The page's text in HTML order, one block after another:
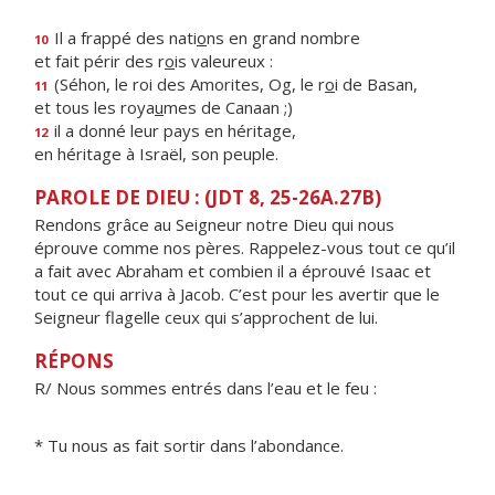
10 Il a frappé des nations en grand nombre
et fait périr des rois valeureux :
11 (Séhon, le roi des Amorites, Og, le roi de Basan,
et tous les royaumes de Canaan ;)
12 il a donné leur pays en héritage,
en héritage à Israël, son peuple.
PAROLE DE DIEU : (JDT 8, 25-26A.27B)
Rendons grâce au Seigneur notre Dieu qui nous
éprouve comme nos pères. Rappelez-vous tout ce qu’il
a fait avec Abraham et combien il a éprouvé Isaac et
tout ce qui arriva à Jacob. C’est pour les avertir que le
Seigneur flagelle ceux qui s’approchent de lui.
RÉPONS
R/ Nous sommes entrés dans l’eau et le feu :
* Tu nous as fait sortir dans l’abondance.